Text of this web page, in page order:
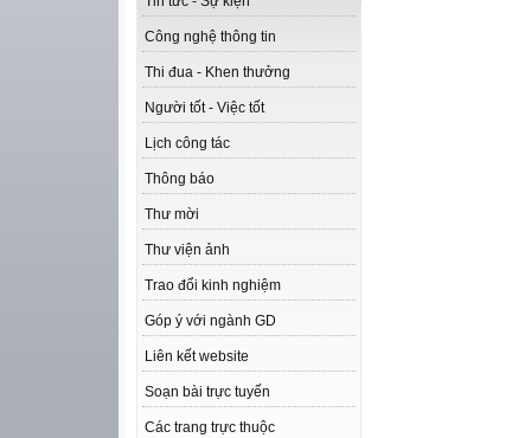
Công nghệ thông tin
Thi đua - Khen thưởng
Người tốt - Việc tốt
Lịch công tác
Thông báo
Thư mời
Thư viện ảnh
Trao đổi kinh nghiệm
Góp ý với ngành GD
Liên kết website
Soạn bài trực tuyến
Các trang trực thuộc